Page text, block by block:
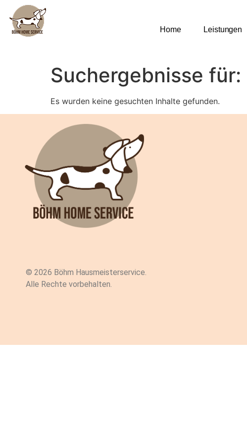
Home Leistungen
Suchergebnisse für:
Es wurden keine gesuchten Inhalte gefunden.
© 2026 Böhm Hausmeisterservice.
Alle Rechte vorbehalten.